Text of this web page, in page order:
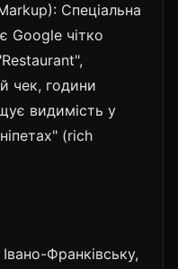
Спеціальна
Google чітко
чек, години
видимість у
(rich
Франківську,